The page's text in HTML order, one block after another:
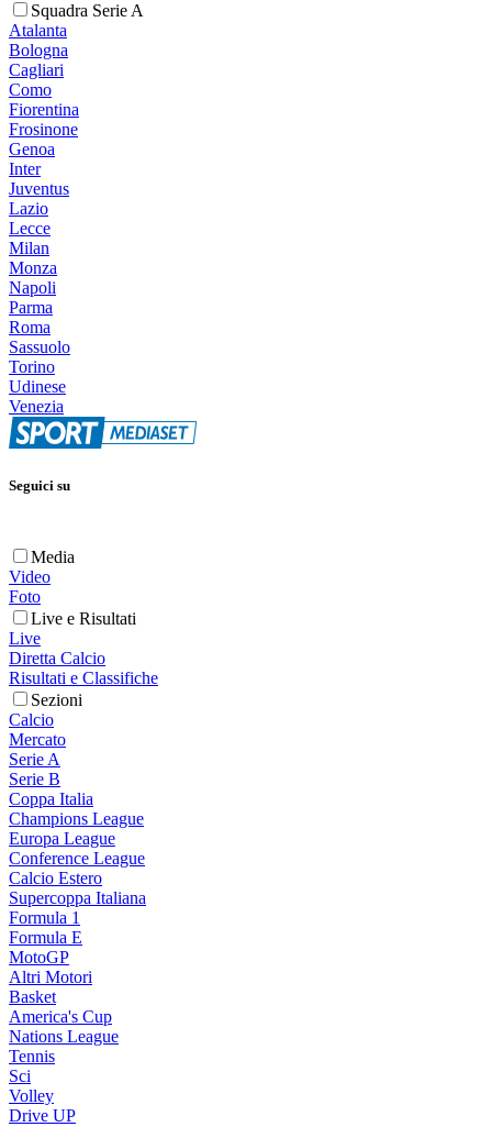
Squadra Serie A
Atalanta
Bologna
Cagliari
Como
Fiorentina
Frosinone
Genoa
Inter
Juventus
Lazio
Lecce
Milan
Monza
Napoli
Parma
Roma
Sassuolo
Torino
Udinese
Venezia
Seguici su
Media
Video
Foto
Live e Risultati
Live
Diretta Calcio
Risultati e Classifiche
Sezioni
Calcio
Mercato
Serie A
Serie B
Coppa Italia
Champions League
Europa League
Conference League
Calcio Estero
Supercoppa Italiana
Formula 1
Formula E
MotoGP
Altri Motori
Basket
America's Cup
Nations League
Tennis
Sci
Volley
Drive UP